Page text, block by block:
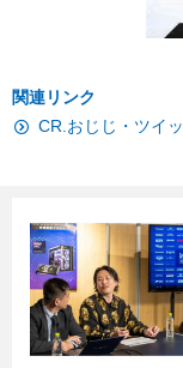
関連リンク
CR.おじじ・ツイ